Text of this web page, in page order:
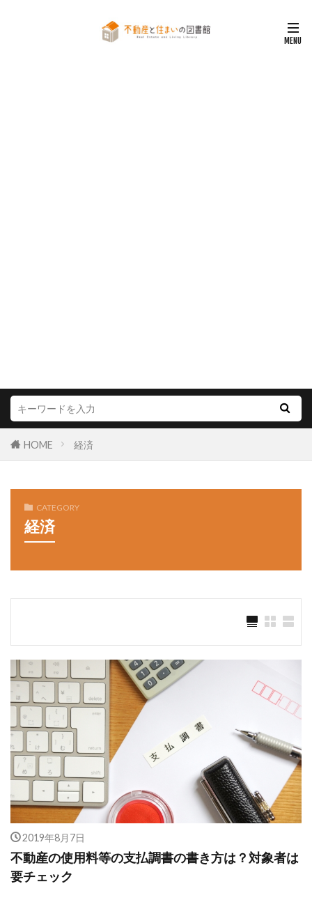
HOME 経済
CATEGORY
経済
2019年8月7日
不動産の使用料等の支払調書の書き方は？対象者は
要チェック